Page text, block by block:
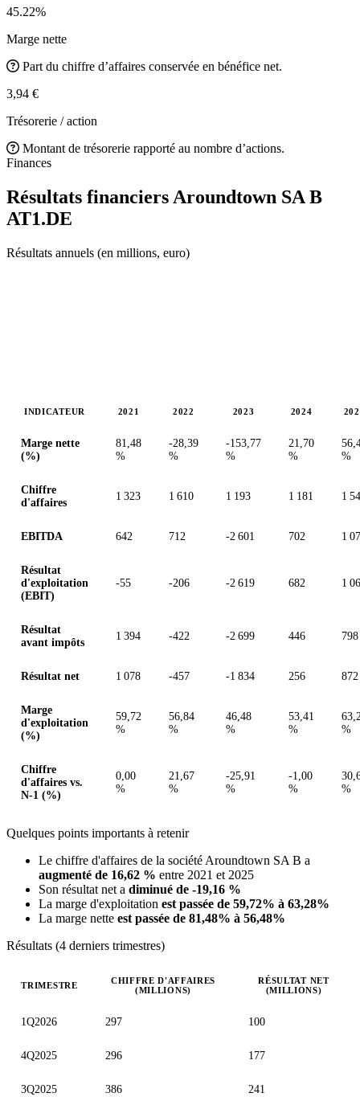
45.22%
Marge nette
Part du chiffre d’affaires conservée en bénéfice net.
3,94 €
Trésorerie / action
Montant de trésorerie rapporté au nombre d’actions.
Finances
Résultats financiers Aroundtown SA B
AT1.DE
Résultats annuels (en millions, euro)
INDICATEUR 2021 2022 2023 2024
Marge nette
(%)
81,48
%
-28,39
%
-153,77
%
21,70
%
%
Chiffre
d'affaires
1 323 1 610 1 193 1 181 1
EBITDA 642 712 -2 601 702 1
Résultat
d'exploitation
(EBIT)
-55 -206 -2 619 682 1
Résultat
avant impôts
1 394 -422 -2 699 446 798
Résultat net 1 078 -457 -1 834 256 872
Marge
d'exploitation
(%)
59,72
%
56,84
%
46,48
%
53,41
%
%
Chiffre
d'affaires vs.
N-1 (%)
0,00
%
21,67
%
-25,91
%
-1,00
%
%
Quelques points importants à retenir
Le chiffre d'affaires de la société Aroundtown SA B a
augmenté de 16,62 % entre 2021 et 2025
Son résultat net a diminué de -19,16 %
La marge d'exploitation est passée de 59,72% à 63,28%
La marge nette est passée de 81,48% à 56,48%
Résultats (4 derniers trimestres)
TRIMESTRE
CHIFFRE D'AFFAIRES
(MILLIONS)
RÉSULTAT NET
(MILLIONS)
1Q2026 297 100
4Q2025 296 177
3Q2025 386 241